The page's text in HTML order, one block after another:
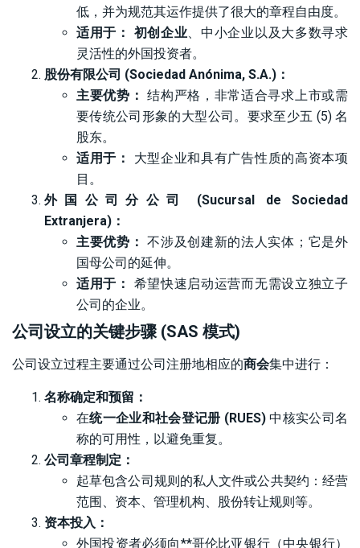
低，并为规范其运作提供了很大的章程自由度。
适用于：
初创企业、中小企业以及大多数寻求
灵活性的外国投资者。
股份有限公司 (Sociedad Anónima, S.A.)：
主要优势： 结构严格，非常适合寻求上市或需
要传统公司形象的大型公司。要求至少五 (5) 名
股东。
适用于：
大型企业和具有广告性质的高资本项
目。
外国公司分公司 (Sucursal de Sociedad
Extranjera)：
主要优势： 不涉及创建新的法人实体；它是外
国母公司的延伸。
适用于：
希望快速启动运营而无需设立独立子
公司的企业。
公司设立的关键步骤 (SAS 模式)
公司设立过程主要通过公司注册地相应的商会集中进行：
名称确定和预留：
在统一企业和社会登记册 (RUES) 中核实公司名
称的可用性，以避免重复。
公司章程制定：
起草包含公司规则的私人文件或公共契约：经营
范围、资本、管理机构、股份转让规则等。
资本投入：
外国投资者必须向**哥伦比亚银行（中央银行）